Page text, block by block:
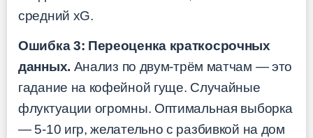
средний xG.
Ошибка 3: Переоценка краткосрочных
данных. Анализ по двум-трём матчам — это
гадание на кофейной гуще. Случайные
флуктуации огромны. Оптимальная выборка
— 5-10 игр, желательно с разбивкой на дом